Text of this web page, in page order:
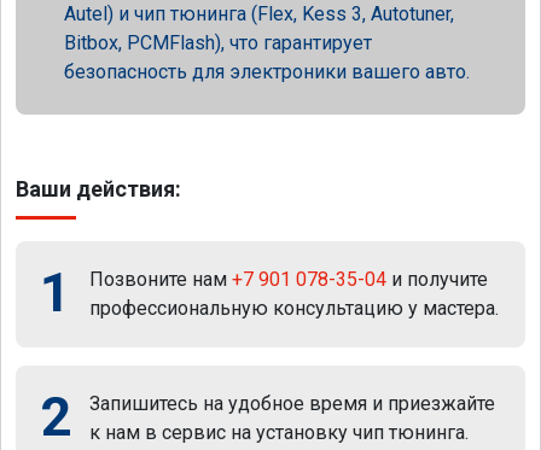
Autel) и чип тюнинга (Flex, Kess 3, Autotuner,
Bitbox, PCMFlash), что гарантирует
безопасность для электроники вашего авто.
Ваши действия:
1 Позвоните нам +7 901 078-35-04 и получите
профессиональную консультацию у мастера.
2
Запишитесь на удобное время и приезжайте
к нам в сервис на установку чип тюнинга.